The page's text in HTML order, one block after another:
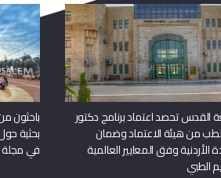
القدس تحصد اعتماد برنامج دكتور
من هيئة الاعتماد وضمان
الأردنية وفق المعايير العالمية
الطبي
باحثون
بحثية
في مجلة Frontiers in Pediatrics